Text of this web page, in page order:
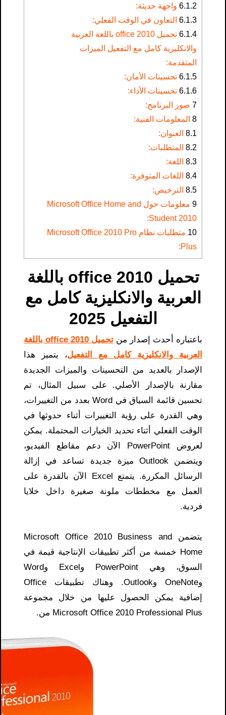
6.1.2 واجهة حديثة:
6.1.3 التعاون في الوقت الفعلي:
6.1.4
تحميل office 2010 باللغة العربية
والانكليزية كامل مع التفعيل الميزات
المتقدمة:
6.1.5 تحسينات الأمان:
6.1.6 تحسينات الأداء:
7 صور البرنامج:
8 المعلومات الفنية:
8.1 العنوان:
8.2 المتطلبات:
8.3 اللغة:
8.4 اللغات المتوفرة:
8.5 الترخيص:
9
معلومات حول Microsoft Office Home and
Student 2010:
10
متطلبات نظام Microsoft Office 2010 Pro
Plus:
تحميل office 2010 باللغة
العربية والانكليزية كامل مع
التفعيل 2025
باعتباره أحدث إصدار من
تحميل office 2010 باللغة
العربية والانكليزية كامل مع التفعيل، يتميز هذا
الإصدار بالعديد من التحسينات والميزات الجديدة
مقارنة بالإصدار الأصلي. على سبيل المثال، تم
تحسين قائمة السياق في Word بعدد من التغييرات،
وهي القدرة على رؤية التغييرات أثناء حدوثها في
الوقت الفعلي أثناء تحديد الخيارات المحتملة. يمكن
لعروض PowerPoint الآن دعم مقاطع الفيديو،
ويتضمن Outlook ميزة جديدة تساعد في إزالة
الرسائل المكررة. يتمتع Excel الآن بالقدرة على
العمل مع مخططات ملونة صغيرة داخل خلايا
فردية.
يتضمن Microsoft Office 2010 Business and
Home خمسة من أكثر تطبيقات الإنتاجية قيمة في
السوق، وهي PowerPoint وExcel وWord
وOneNote وOutlook. وهناك تطبيقات Office
إضافية يمكن الحصول عليها من خلال مجموعة
Microsoft Office 2010 Professional Plus من.